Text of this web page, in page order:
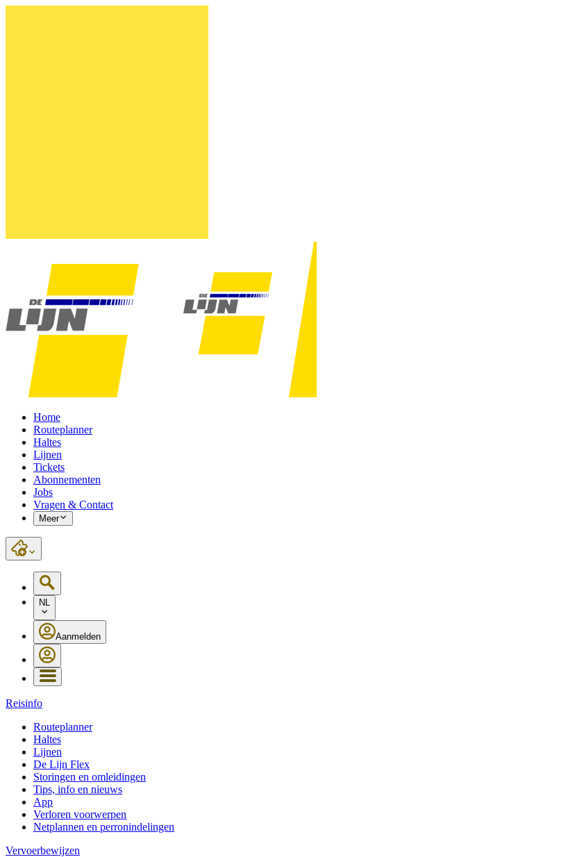
Home
Routeplanner
Haltes
Lijnen
Tickets
Abonnementen
Jobs
Vragen & Contact
Meer
NL
Aanmelden
Reisinfo
Routeplanner
Haltes
Lijnen
De Lijn Flex
Storingen en omleidingen
Tips, info en nieuws
App
Verloren voorwerpen
Netplannen en perronindelingen
Vervoerbewijzen